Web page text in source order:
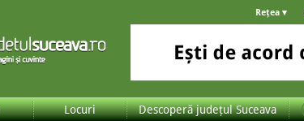
Locuri Descoperă județul Suceava
Rețea ▾